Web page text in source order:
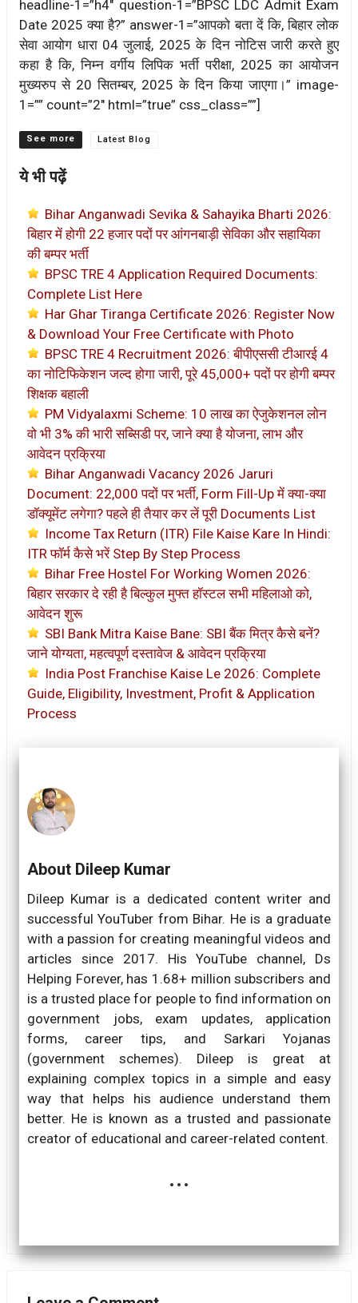
headline-1=”h4″ question-1=”BPSC LDC Admit Exam
Date 2025 क्या है?” answer-1=”आपको बता दें कि, बिहार लोक
सेवा आयोग धारा 04 जुलाई, 2025 के दिन नोटिस जारी करते हुए
कहा है कि, निम्न वर्गीय लिपिक भर्ती परीक्षा, 2025 का आयोजन
मुख्यरुप से 20 सितम्बर, 2025 के दिन किया जाएगा।” image-
1=”” count=”2″ html=”true” css_class=””]
Categories Latest Blog
ये भी पढ़ें
Bihar Anganwadi Sevika & Sahayika Bharti 2026:
बिहार में होगी 22 हजार पदों पर आंगनबाड़ी सेविका और सहायिका
की बम्पर भर्ती
BPSC TRE 4 Application Required Documents:
Complete List Here
Har Ghar Tiranga Certificate 2026: Register Now
& Download Your Free Certificate with Photo
BPSC TRE 4 Recruitment 2026: बीपीएससी टीआरई 4
का नोटिफिकेशन जल्द होगा जारी, पूरे 45,000+ पदों पर होगी बम्पर
शिक्षक बहाली
PM Vidyalaxmi Scheme: 10 लाख का ऐजुकेशनल लोन
वो भी 3% की भारी सब्सिडी पर, जाने क्या है योजना, लाभ और
आवेदन प्रक्रिया
Bihar Anganwadi Vacancy 2026 Jaruri
Document: 22,000 पदों पर भर्ती, Form Fill-Up में क्या-क्या
डॉक्यूमेंट लगेगा? पहले ही तैयार कर लें पूरी Documents List
Income Tax Return (ITR) File Kaise Kare In Hindi:
ITR फॉर्म कैसे भरें Step By Step Process
Bihar Free Hostel For Working Women 2026:
बिहार सरकार दे रही है बिल्कुल मुफ्त हॉस्टल सभी महिलाओ को,
आवेदन शुरू
SBI Bank Mitra Kaise Bane: SBI बैंक मित्र कैसे बनें?
जाने योग्यता, महत्वपूर्ण दस्तावेज & आवेदन प्रक्रिया
India Post Franchise Kaise Le 2026: Complete
Guide, Eligibility, Investment, Profit & Application
Process
About Dileep Kumar
Dileep Kumar is a dedicated content writer and
successful YouTuber from Bihar. He is a graduate
with a passion for creating meaningful videos and
articles since 2017. His YouTube channel, Ds
Helping Forever, has 1.68+ million subscribers and
is a trusted place for people to find information on
government jobs, exam updates, application
forms, career tips, and Sarkari Yojanas
(government schemes). Dileep is great at
explaining complex topics in a simple and easy
way that helps his audience understand them
better. He is known as a trusted and passionate
creator of educational and career-related content.
...